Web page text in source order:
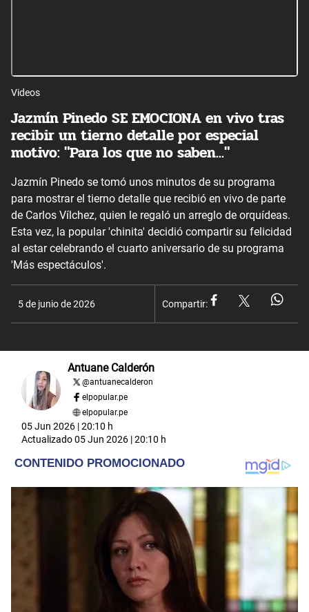
Videos
Jazmín Pinedo SE EMOCIONA en vivo tras
recibir un tierno detalle por especial
motivo: "Para los que no saben..."
Jazmín Pinedo se tomó unos minutos de su programa
para mostrar el tierno detalle que recibió en vivo de parte
de Carlos Vílchez, quien le regaló un arreglo de orquídeas.
Esta vez, la popular 'chinita' decidió compartir su felicidad
al estar celebrando el cuarto aniversario de su programa
'Más espectáculos'.
5 de junio de 2026 Compartir:
Antuane Calderón
@antuanecalderon
elpopular.pe
elpopular.pe
05 Jun 2026 | 20:10 h
Actualizado05 Jun 2026 | 20:10 h